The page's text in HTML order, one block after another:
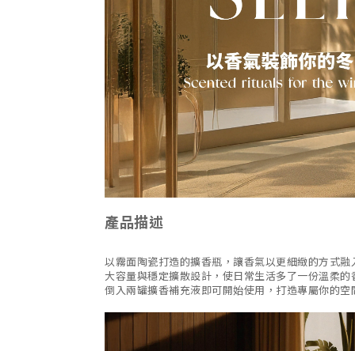
產品描述
以霧面陶瓷打造的擴香瓶，讓香氣以更細緻的方式融
大容量與穩定擴散設計，使日常生活多了一份溫柔的
倒入兩罐擴香補充液即可開始使用，打造專屬你的空